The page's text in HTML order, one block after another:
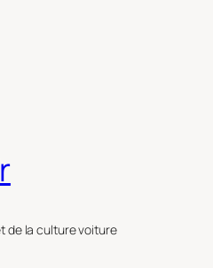
de la culture voiture